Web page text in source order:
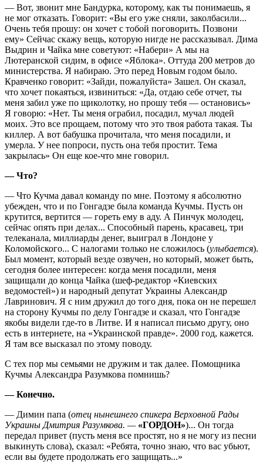
— Вот, звонит мне Бандурка, которому, как ты понимаешь, я
не мог отказать. Говорит: «Вы его уже сняли, заколбасили...
Очень тебя прошу: он хочет с тобой поговорить. Позвони
ему» Сейчас скажу вещь, которую нигде не рассказывал. Дима
Выдрин и Чайка мне советуют: «Набери» А мы на
Лютеранской сидим, в офисе «Яблока». Оттуда 200 метров до
министерства. Я набираю. Это перед Новым годом было.
Кравченко говорит: «Зайди, пожалуйста» Зашел. Он сказал,
что хочет покаяться, извиниться: «Да, отдаю себе отчет, ты
меня забил уже по щиколотку, но прошу тебя — остановись»
Я говорю: «Нет. Ты меня ограбил, посадил, мучал людей
моих. Это все прощаем, потому что это твоя работа такая. Ты
киллер. А вот бабушка прочитала, что меня посадили, и
умерла. У нее попроси, пусть она тебя простит. Тема
закрылась» Он еще кое-что мне говорил.
— Что?
— Что Кучма давал команду по мне. Поэтому я абсолютно
убежден, что и по Гонгадзе была команда Кучмы. Пусть он
крутится, вертится — гореть ему в аду. А Пинчук молодец,
сейчас опять при делах... Способный парень, красавец, три
телеканала, миллиарды денег, выиграл в Лондоне у
Коломойского... С налогами только не сложилось (улыбается).
Был момент, который везде озвучен, но который, может быть,
сегодня более интересен: когда меня посадили, меня
защищали до конца Чайка (шеф-редактор «Киевских
ведомостей») и народный депутат Украины Александр
Лавринович. Я с ним дружил до того дня, пока он не перешел
на сторону Кучмы по делу Гонгадзе и сказал, что Гонгадзе
якобы видели где-то в Литве. И я написал письмо другу, оно
есть в интернете, на «Украинской правде». 2000 год, кажется.
Я там все высказал по этому поводу.
С тех пор мы семьями не дружим и так далее. Помощника
Кучмы Александра Разумкова помнишь?
— Конечно.
— Димин папа (отец нынешнего спикера Верховной Рады
Украины Дмитрия Ра­зумкова. — «ГОРДОН»)... Он тогда
передал привет (пусть меня все простят, но я не могу из песни
выкинуть слова), сказал: «Ребята, точно знаю, что вас убьют,
если вы будете продолжать его защищать...»